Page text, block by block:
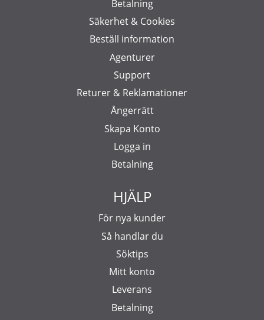
Betalning
Säkerhet & Cookies
Beställ information
Agenturer
Support
Returer & Reklamationer
Ångerrätt
Skapa Konto
Logga in
Betalning
HJÄLP
För nya kunder
Så handlar du
Söktips
Mitt konto
Leverans
Betalning